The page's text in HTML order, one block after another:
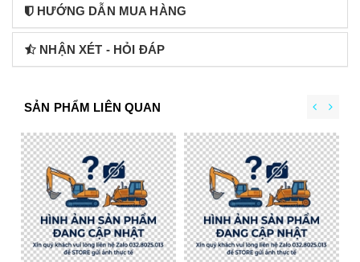
HƯỚNG DẪN MUA HÀNG
NHẬN XÉT - HỎI ĐÁP
SẢN PHẨM LIÊN QUAN